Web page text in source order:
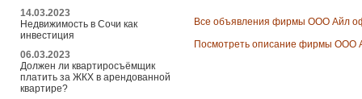
14.03.2023
Недвижимость в Сочи как
инвестиция
06.03.2023
Должен ли квартиросъёмщик
платить за ЖКХ в арендованной
квартире?
Все объявления фирмы ООО Айл
Посмотреть описание фирмы ООО